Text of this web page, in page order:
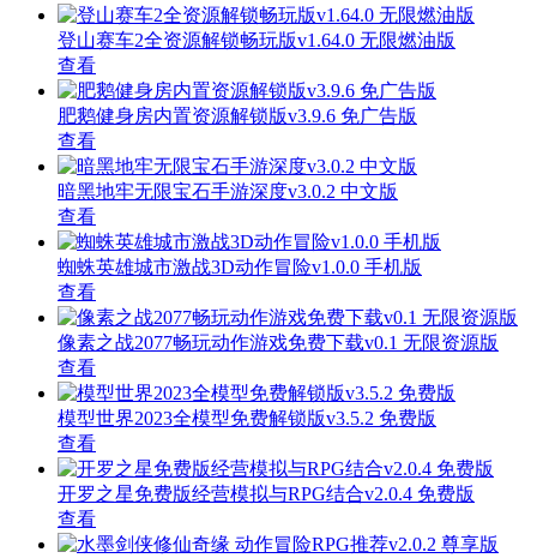
登山赛车2全资源解锁畅玩版v1.64.0 无限燃油版
查看
肥鹅健身房内置资源解锁版v3.9.6 免广告版
查看
暗黑地牢无限宝石手游深度v3.0.2 中文版
查看
蜘蛛英雄城市激战3D动作冒险v1.0.0 手机版
查看
像素之战2077畅玩动作游戏免费下载v0.1 无限资源版
查看
模型世界2023全模型免费解锁版v3.5.2 免费版
查看
开罗之星免费版经营模拟与RPG结合v2.0.4 免费版
查看